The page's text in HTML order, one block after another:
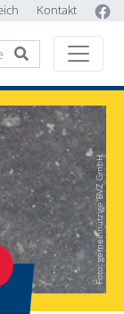
Kontakt
Foto: gemeinnützige BVZ GmbH